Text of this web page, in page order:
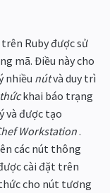
Ruby được sử
mã. Điều này cho
nhiều nútvà duy trì
khai báo trạng
và được tạo
Workstation.
các nút thông
cài đặt trên
cho nút tương